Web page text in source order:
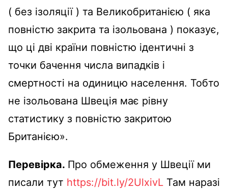
( без ізоляції ) та Великобританією ( яка
повністю закрита та ізольована ) показує,
що ці дві країни повністю ідентичні з
точки бачення числа випадків і
смертності на одиницю населення. Тобто
не ізольована Швеція має рівну
статистику з повністю закритою
Британією».
Перевірка. Про обмеження у Швеції ми
писали тут https://bit.ly/2UlxivL Там наразі